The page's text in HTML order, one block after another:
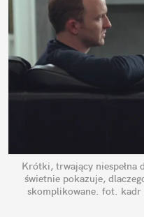
Krótki, trwający niespełna
świetnie pokazuje,
skomplikowane. fot. kadr